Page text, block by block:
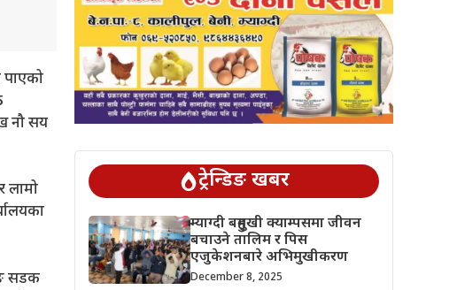
पाएको
नौ सय
लामो
सडक
ट्रेन्डिङ खबर
म्याग्दी बहुमुखी क्याम्पसमा जीवन
बचाउने तालिम र पिस
एजुकेशनबारे अभिमुखीकरण
December 8, 2025